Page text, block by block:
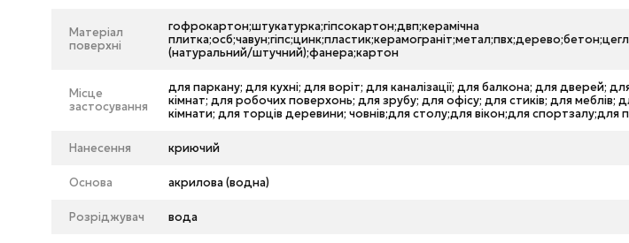
Матеріал
поверхні
гофрокартон;штукатурка;гіпсокартон;двп;керамічна
(натуральний/штучний);фанера;картон
Місце
застосування
для паркану; для кухні; для воріт; для каналізації; для балкона; для дверей;
кімнат; для робочих поверхонь; для зрубу; для офісу; для стиків; для меблів;
кімнати; для торців деревини; човнів;для столу;для вікон;для спортзалу;для
Нанесення криючий
Основа акрилова (водна)
Розріджувач вода